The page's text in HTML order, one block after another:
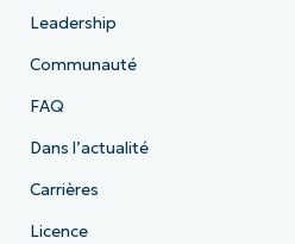
Leadership
Communauté
FAQ
Dans l’actualité
Carrières
Licence